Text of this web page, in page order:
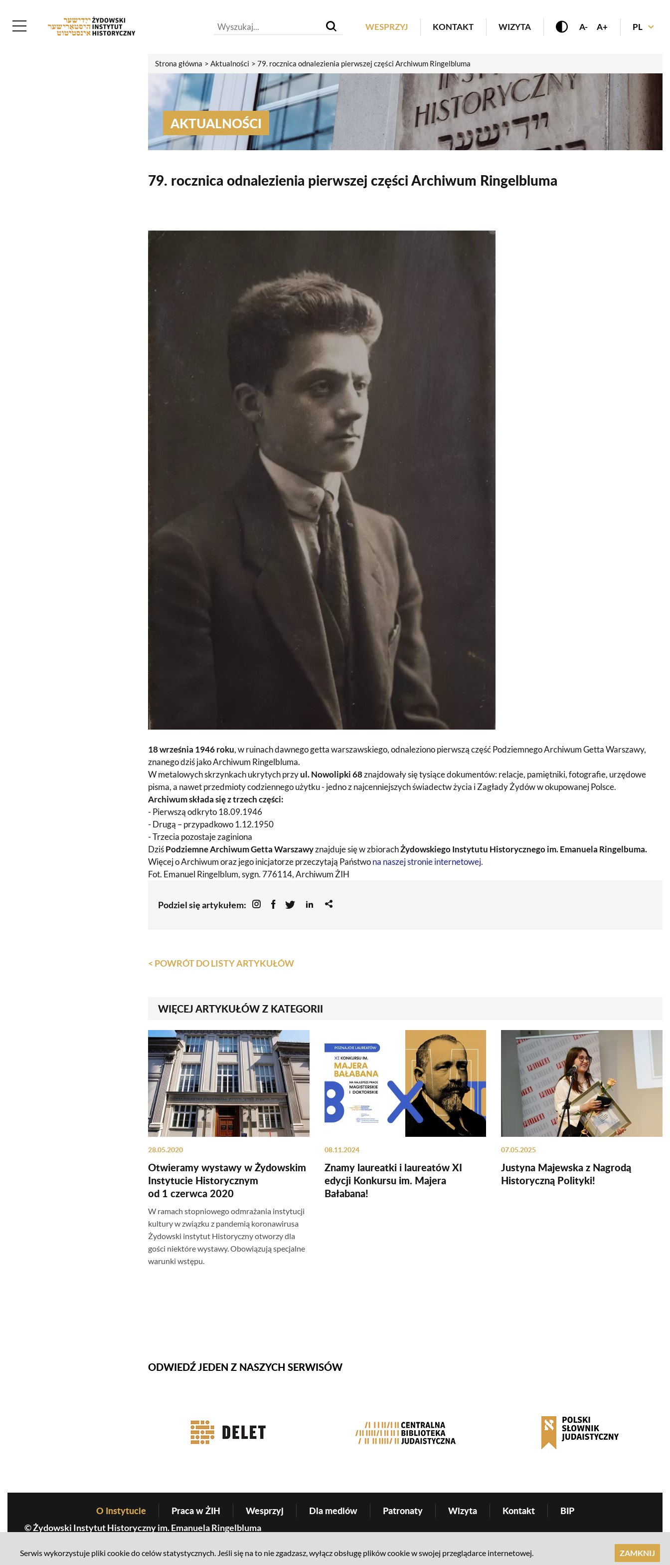
Header Menu
WESPRZYJ KONTAKT WIZYTA A- A+ PL
Strona główna Aktualności 79. rocznica odnalezienia pierwszej części Archiwum Ringelbluma
AKTUALNOŚCI
79. rocznica odnalezienia pierwszej części Archiwum Ringelbluma
18 września 1946 roku, w ruinach dawnego getta warszawskiego, odnaleziono pierwszą część Podziemnego Archiwum Getta Warszawy,
znanego dziś jako Archiwum Ringelbluma.
W metalowych skrzynkach ukrytych przyul. Nowolipki 68znajdowały się tysiące dokumentów: relacje, pamiętniki, fotografie, urzędowe
pisma, a nawet przedmioty codziennego użytku - jedno z najcenniejszych świadectw życia i Zagłady Żydów w okupowanej Polsce.
Archiwum składa się z trzech części:
- Pierwszą odkryto 18.09.1946
- Drugą – przypadkowo 1.12.1950
-Trzecia pozostaje zaginiona
DziśPodziemne Archiwum Getta Warszawyznajduje się w zbiorachŻydowskiego Instytutu Historycznego im. Emanuela Ringelbuma.
Więcej o Archiwum oraz jego inicjatorze przeczytają Państwona naszej stronie internetowej.
Fot. Emanuel Ringelblum, sygn. 776114, Archiwum ŻIH
Podziel się artykułem:
< POWRÓT DO LISTY ARTYKUŁÓW
WIĘCEJ ARTYKUŁÓW Z KATEGORII
28.05.2020
Otwieramy wystawy w Żydowskim
Instytucie Historycznym
od 1 czerwca 2020
W ramach stopniowego odmrażania instytucji
kultury w związku z pandemią koronawirusa
Żydowski instytut Historyczny otworzy dla
gości niektóre wystawy. Obowiązują specjalne
warunki wstępu.
08.11.2024
Znamy laureatki i laureatów XI
edycji Konkursu im. Majera
Bałabana!
07.05.2025
Justyna Majewska z Nagrodą
Historyczną Polityki!
Firmy Rotator
ODWIEDŹ JEDEN Z NASZYCH SERWISÓW
Before Footer Menu
O Instytucie Praca w ŻIH Wesprzyj Dla mediów Patronaty Wizyta Kontakt BIP
© Żydowski Instytut Historyczny im. Emanuela Ringelbluma
realizacja: Ideo
Serwis wykorzystuje pliki cookie do celów statystycznych. Jeśli się na to nie zgadzasz, wyłącz obsługę plików cookie w swojej przeglądarce internetowej. ZAMKNIJ